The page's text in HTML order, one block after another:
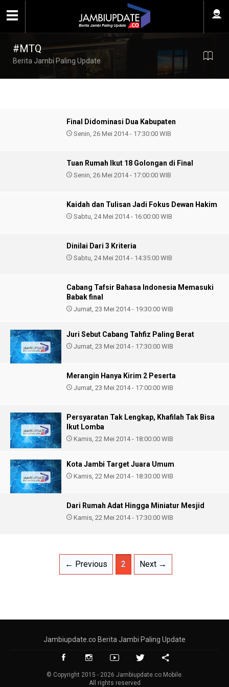
#MTQ
Berita Jambi Paling Update
Final Didominasi Dua Kabupaten
Senin, 26 Mei 2014 - 17:30:00 WIB
Tuan Rumah Ikut 18 Golongan di Final
Senin, 26 Mei 2014 - 17:00:00 WIB
Kaidah dan Tulisan Jadi Fokus Dewan Hakim
Sabtu, 24 Mei 2014 - 16:00:00 WIB
Dinilai Dari 3 Kriteria
Sabtu, 24 Mei 2014 - 14:35:00 WIB
Cabang Tafsir Bahasa Indonesia Memasuki
Babak final
Jumat, 23 Mei 2014 - 19:30:00 WIB
Juri Sebut Cabang Tahfiz Paling Berat
Jumat, 23 Mei 2014 - 17:30:00 WIB
Merangin Hanya Kirim 2 Peserta
Jumat, 23 Mei 2014 - 17:00:00 WIB
Persyaratan Tak Lengkap, Khafilah Tak Bisa
Ikut Lomba
Kamis, 22 Mei 2014 - 18:00:00 WIB
Kota Jambi Target Juara Umum
Kamis, 22 Mei 2014 - 18:30:00 WIB
Dari Rumah Adat Hingga Miniatur Mesjid
Kamis, 22 Mei 2014 - 17:30:00 WIB
← Previous 2 Next →
Jambiupdate.co Berita Jambi Paling Update
© Copyright 2015 - 2026 Jambiupdate.co Mobile.
All rights reserved